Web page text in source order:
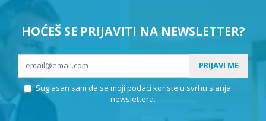
Senj
Karlobag
HOĆEŠ SE PRIJAVITI NA NEWSLETTER?
PRIJAVI ME
Suglasan sam da se moji podaci koriste u svrhu slanja
newslettera.